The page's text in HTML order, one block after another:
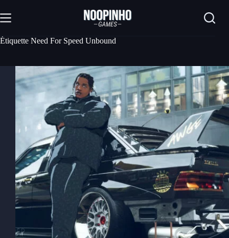
au
contenu
Étiquette Need For Speed Unbound